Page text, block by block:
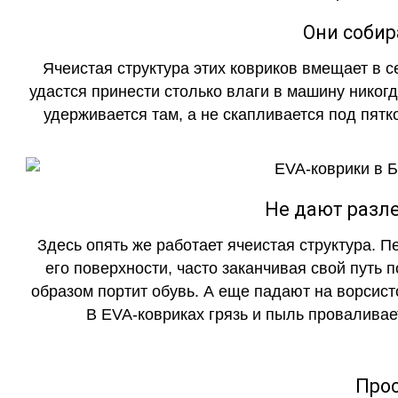
Они
Ячеистая структура этих ковриков вмещает в
удастся принести столько влаги в машину
удерживается там, а не скапливается под
Не дают
Здесь опять же работает ячеистая структура.
его поверхности, часто заканчивая свой
образом портит обувь. А еще падают на
В EVA-ковриках грязь и пыль